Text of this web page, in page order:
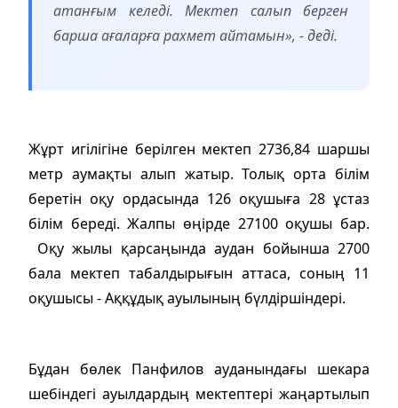
атанғым келеді. Мектеп салып берген
барша ағаларға рахмет айтамын», - деді.
Жұрт игілігіне берілген мектеп 2736,84 шаршы
метр аумақты алып жатыр. Толық орта білім
беретін оқу ордасында 126 оқушыға 28 ұстаз
білім береді. Жалпы өңірде 27100 оқушы бар.
Оқу жылы қарсаңында аудан бойынша 2700
бала мектеп табалдырығын аттаса, соның 11
оқушысы - Аққұдық ауылының бүлдіршіндері.
Бұдан бөлек Панфилов ауданындағы шекара
шебіндегі ауылдардың мектептері жаңартылып